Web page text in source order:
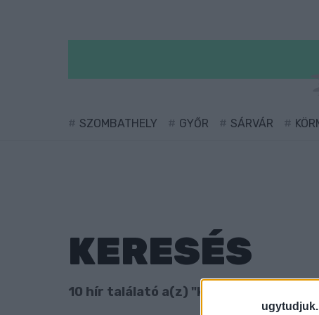
SZOMBATHELY GYŐR SÁRVÁR
KERESÉS
10 hír találató a(z) "krumpli" cimkével